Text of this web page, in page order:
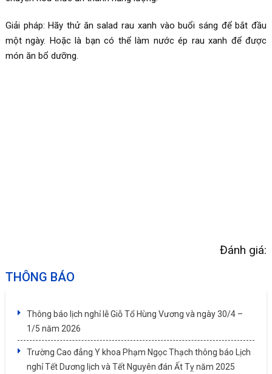
Giải pháp: Hãy thử ăn salad rau xanh vào buổi sáng để bắt đầu
một ngày. Hoặc là bạn có thể làm nước ép rau xanh để được
món ăn bổ dưỡng.
Đánh giá:
THÔNG BÁO
Thông báo lịch nghỉ lễ Giỗ Tổ Hùng Vương và ngày 30/4 –
1/5 năm 2026
Trường Cao đẳng Y khoa Phạm Ngọc Thạch thông báo Lịch
nghỉ Tết Dương lịch và Tết Nguyên đán Ất Tỵ năm 2025